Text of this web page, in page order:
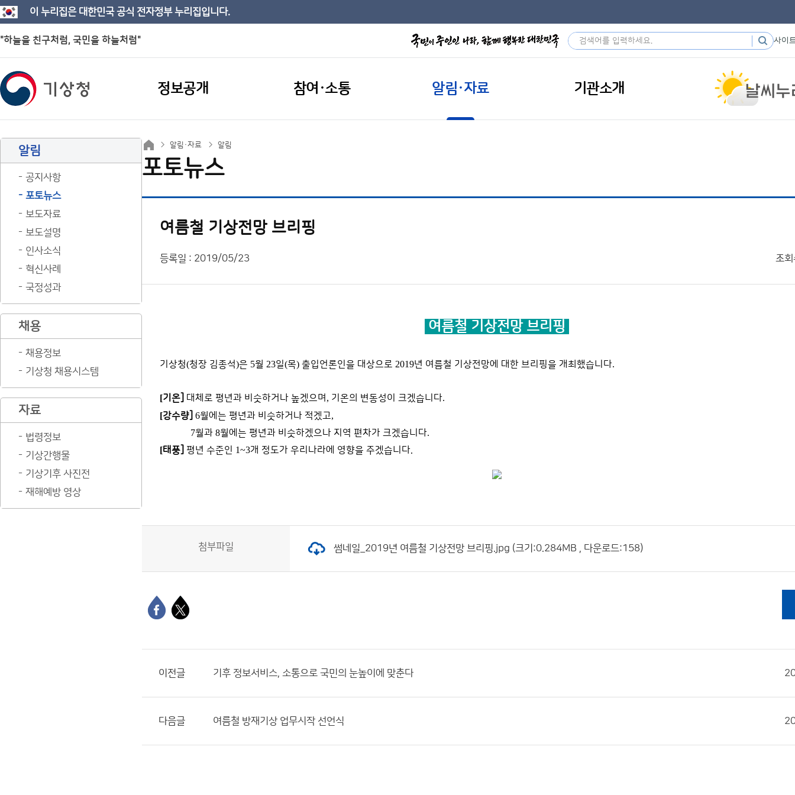
이 누리집은 대한민국 공식 전자정부 누리집입니다.
"하늘을 친구처럼, 국민을 하늘처럼" 사이
정보공개 참여·소통 알림·자료 기관소개
알림
공지사항
포토뉴스
보도자료
보도설명
인사소식
혁신사례
국정성과
채용
채용정보
기상청 채용시스템
자료
법령정보
기상간행물
기상기후 사진전
재해예방 영상
알림·자료 알림
포토뉴스
여름철 기상전망 브리핑
등록일 : 2019/05/23 조회
여름철 기상전망 브리핑
기상청(청장 김종석)은 5월 23일(목) 출입언론인을 대상으로 2019년 여름철 기상전망에 대한 브리핑을 개최했습니다.
[기온 대체로 평년과 비슷하거나 높겠으며 , 기온의 변동성이 크겠습니다.
[강수량 6월에는 평년과 비슷하거나 적겠고,
7월과 8월에는 평년과 비슷하겠으나 지역 편차가 크겠습니다.
[태풍 평년 수준인 1~3개 정도가 우리나라에 영향을 주겠습니다.
첨부파일 썸네일_2019년 여름철 기상전망 브리핑.jpg (크기:0.284MB , 다운로드:158)
이전글 기후 정보서비스, 소통으로 국민의 눈높이에 맞춘다
다음글 여름철 방재기상 업무시작 선언식